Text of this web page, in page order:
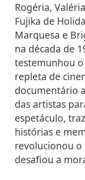
Rogéria,
Fujika de
Marquesa e
na década de
testemunhou
repleta de
documentário
das artistas
espetáculo,
histórias e
revolucionou
desafiou a